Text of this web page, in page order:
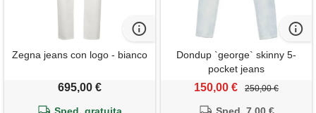
Zegna jeans con logo - bianco
695,00 €
Dondup `george` skinny 5-
pocket jeans
150,00 € 250,00 €